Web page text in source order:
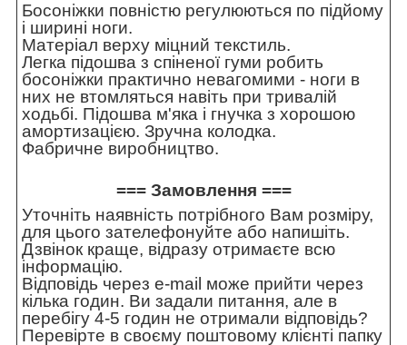
Босоніжки повністю регулюються по підйому
і ширині ноги.
Матеріал верху міцний текстиль.
Легка підошва з спіненої гуми робить
босоніжки практично невагомими - ноги в
них не втомляться навіть при тривалій
ходьбі. Підошва м'яка і гнучка з хорошою
амортизацією. Зручна колодка.
Фабричне виробництво.
=== Замовлення ===
Уточніть наявність потрібного Вам розміру,
для цього зателефонуйте або напишіть.
Дзвінок краще, відразу отримаєте всю
інформацію.
Відповідь через e-mail може прийти через
кілька годин. Ви задали питання, але в
перебігу 4-5 годин не отримали відповідь?
Перевірте в своєму поштовому клієнті папку